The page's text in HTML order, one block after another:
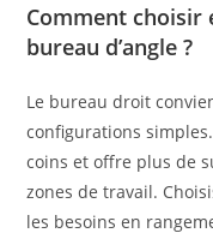
Comment
bureau d’angle ?
Le bureau droit
configurations
coins et offre plus de
zones de travail.
les besoins en